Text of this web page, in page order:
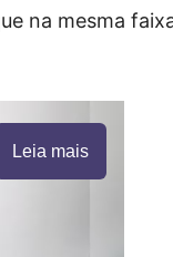
na mesma
Leia mais